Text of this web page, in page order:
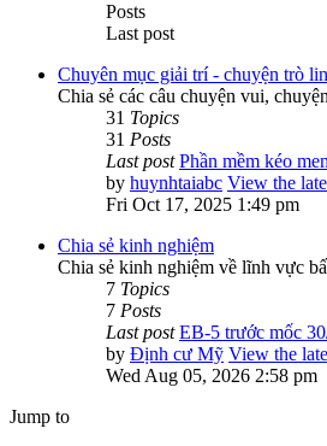
Posts
Last post
Chuyên mục giải trí - chuyện trò
Chia sẻ các câu chuyện vui,
31 Topics
31 Posts
Last post Phần mềm kéo
by huynhtaiabc View the
Fri Oct 17, 2025 1:49 pm
Chia sẻ kinh nghiệm
Chia sẻ kinh nghiệm về lĩnh vực
7 Topics
7 Posts
Last post EB-5 trước mốc
by Định cư Mỹ View the
Wed Aug 05, 2026 2:58 pm
Jump to